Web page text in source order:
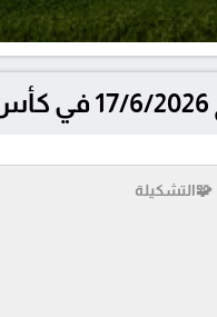
🧩التشكيلة